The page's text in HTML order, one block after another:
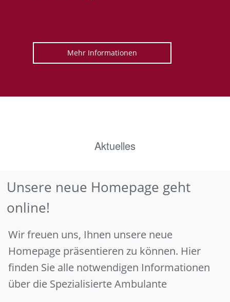
Mehr Informationen
Aktuelles
Unsere neue Homepage geht
online!
Wir freuen uns, Ihnen unsere neue
Homepage präsentieren zu können. Hier
finden Sie alle notwendigen Informationen
über die Spezialisierte Ambulante